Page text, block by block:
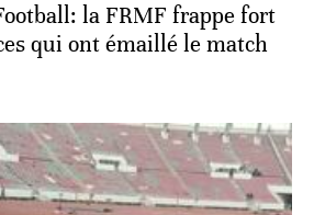
la FRMF frappe fort
qui ont émaillé le match